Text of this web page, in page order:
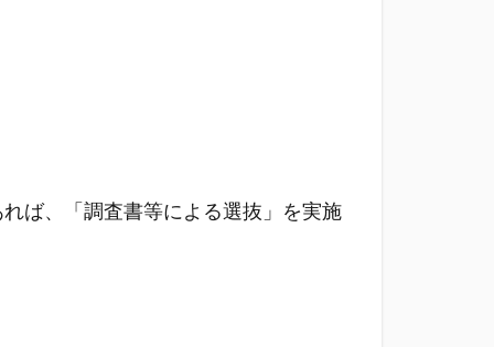
ば、「調査書等による選抜」を実施